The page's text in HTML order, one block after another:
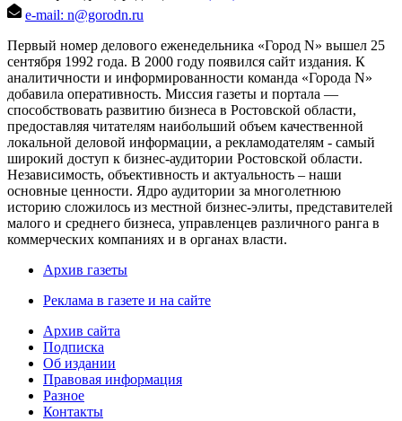
e-mail: n@gorodn.ru
Первый номер делового еженедельника «Город N» вышел 25
сентября 1992 года. В 2000 году появился сайт издания. К
аналитичности и информированности команда «Города N»
добавила оперативность. Миссия газеты и портала —
способствовать развитию бизнеса в Ростовской области,
предоставляя читателям наибольший объем качественной
локальной деловой информации, а рекламодателям - самый
широкий доступ к бизнес-аудитории Ростовской области.
Независимость, объективность и актуальность – наши
основные ценности. Ядро аудитории за многолетнюю
историю сложилось из местной бизнес-элиты, представителей
малого и среднего бизнеса, управленцев различного ранга в
коммерческих компаниях и в органах власти.
Архив газеты
Реклама в газете и на сайте
Архив сайта
Подписка
Об издании
Правовая информация
Разное
Контакты